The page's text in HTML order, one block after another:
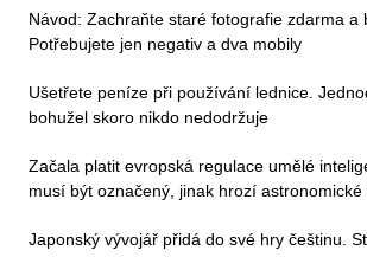
Návod: Zachraňte staré fotografie zdarma a
Potřebujete jen negativ a dva mobily
Ušetřete peníze při používání lednice.
bohužel skoro nikdo nedodržuje
Začala platit evropská regulace umělé
musí být označený, jinak hrozí astronomické
Japonský vývojář přidá do své hry češtinu.